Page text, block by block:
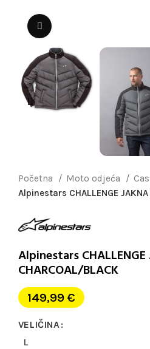
Početna Moto odjeća
Alpinestars CHALLENGE
Alpinestars CHALLENGE
CHARCOAL/BLACK
149,99 €
VELIČINA
L